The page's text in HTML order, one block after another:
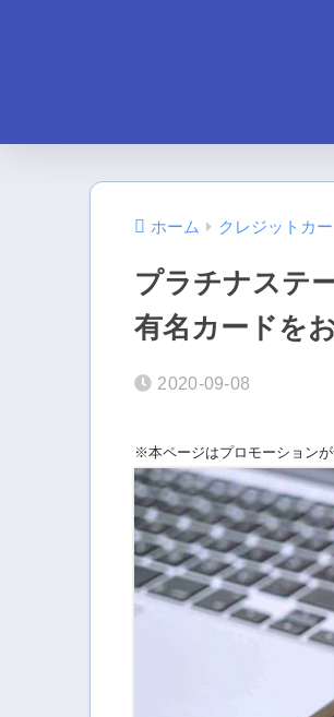
ホーム クレジットカ
プラチナステ
有名カードを
2020-09-08
※本ページはプロモーション